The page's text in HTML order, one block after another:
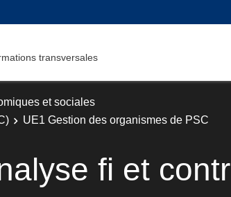
transversales
et sociales
UE1 Gestion des organismes de PSC
fi et contr